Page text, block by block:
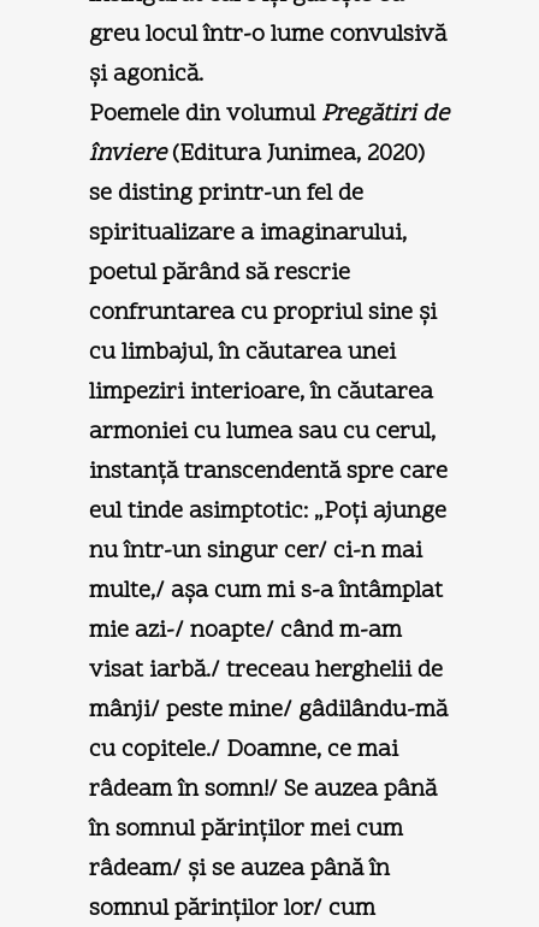
greu locul într-o lume convulsivă
şi agonică.
Poemele din volumulPregătiri de
înviere(Editura Junimea, 2020)
se disting printr-un fel de
spiritualizare a imaginarului,
poetul părând să rescrie
confruntarea cu propriul sine şi
cu limbajul, în căutarea unei
limpeziri interioare, în căutarea
armoniei cu lumea sau cu cerul,
instanţă transcendentă spre care
eul tinde asimptotic: „Poţi ajunge
nu într-un singur cer/ ci-n mai
multe,/ aşa cum mi s-a întâmplat
mie azi-/ noapte/ când m-am
visat iarbă./ treceau herghelii de
mânji/ peste mine/ gâdilându-mă
cu copitele./ Doamne, ce mai
râdeam în somn!/ Se auzea până
în somnul părinţilor mei cum
râdeam/ şi se auzea până în
somnul părinţilor lor/ cum